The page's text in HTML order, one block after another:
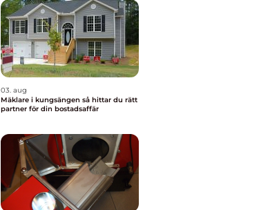
03. aug
Mäklare i kungsängen så hittar du rätt
partner för din bostadsaffär